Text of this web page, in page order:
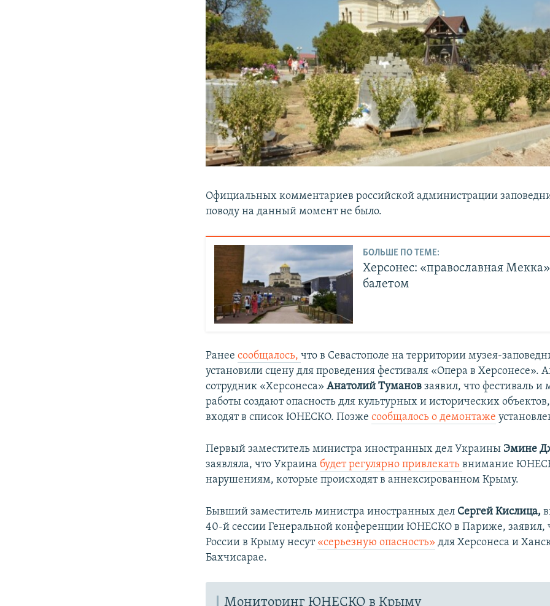
Официальных комментариев российской администрации
поводу на данный момент не было.
БОЛЬШЕ ПО ТЕМЕ:
Херсонес: «православная
балетом
Ранеесообщалось,что в Севастополе на территории музея-
установили сцену для проведения фестиваля «Опера в Херсонесе».
сотрудник «Херсонеса»Анатолий Тумановзаявил, что фестиваль
работы создают опасность для культурных и исторических
входят в список ЮНЕСКО. Позжесообщалось о демонтаже
Первый заместитель министра иностранных дел Украины Эмине
заявляла, что Украина будет регулярно привлекатьвнимание
нарушениям, которые происходят в аннексированном Крыму.
Бывший заместитель министра иностранных дел Сергей Кислица,
40-й сессии Генеральной конференции ЮНЕСКО в Париже, заявил,
России в Крыму несут «серьезную опасность» для Херсонеса и
Бахчисарае.
Мониторинг ЮНЕСКО в Крыму